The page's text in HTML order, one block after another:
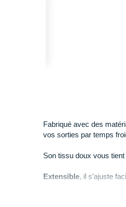
Fabriqué avec des
vos sorties par temps
Son tissu doux vous tient
Extensible, il s'ajuste